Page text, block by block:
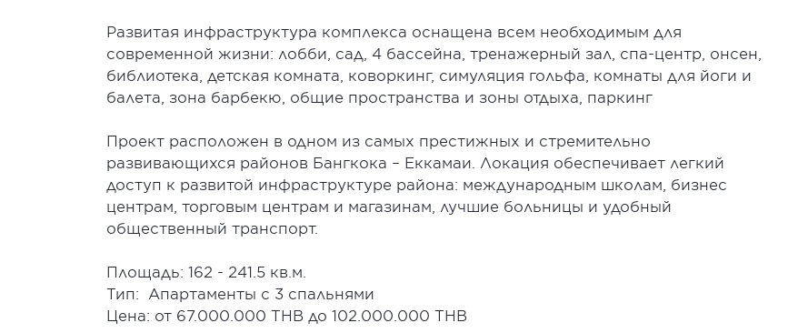
Развитая инфраструктура комплекса оснащена всем необходимым для
современной жизни: лобби, сад, 4 бассейна, тренажерный зал, спа-центр, онсен,
библиотека, детская комната, коворкинг, симуляция гольфа, комнаты для йоги и
балета, зона барбекю, общие пространства и зоны отдыха, паркинг
Проект расположен в одном из самых престижных и стремительно
развивающихся районов Бангкока – Еккамаи. Локация обеспечивает легкий
доступ к развитой инфраструктуре района: международным школам, бизнес
центрам, торговым центрам и магазинам, лучшие больницы и удобный
общественный транспорт.
Площадь: 162 - 241.5 кв.м.
Тип: Апартаменты с 3 спальнями
Цена: от 67.000.000 THB до 102.000.000 THB